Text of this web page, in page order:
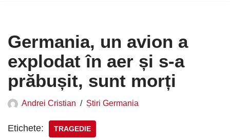
Germania, un avion a
explodat în aer și s-a
prăbușit, sunt morți
Andrei Cristian Știri Germania
Etichete: TRAGEDIE